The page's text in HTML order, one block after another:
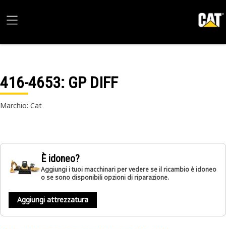
416-4653: GP DIFF
Marchio: Cat
È idoneo?
Aggiungi i tuoi macchinari per vedere se il ricambio è idoneo
o se sono disponibili opzioni di riparazione.
Aggiungi attrezzatura